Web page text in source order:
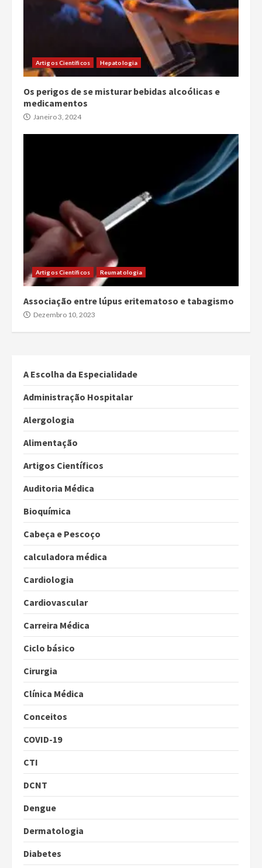
Artigos Científicos Hepatologia
Os perigos de se misturar bebidas alcoólicas e
medicamentos
Janeiro 3, 2024
Artigos Científicos Reumatologia
Associação entre lúpus eritematoso e tabagismo
Dezembro 10, 2023
A Escolha da Especialidade
Administração Hospitalar
Alergologia
Alimentação
Artigos Científicos
Auditoria Médica
Bioquímica
Cabeça e Pescoço
calculadora médica
Cardiologia
Cardiovascular
Carreira Médica
Ciclo básico
Cirurgia
Clínica Médica
Conceitos
COVID-19
CTI
DCNT
Dengue
Dermatologia
Diabetes